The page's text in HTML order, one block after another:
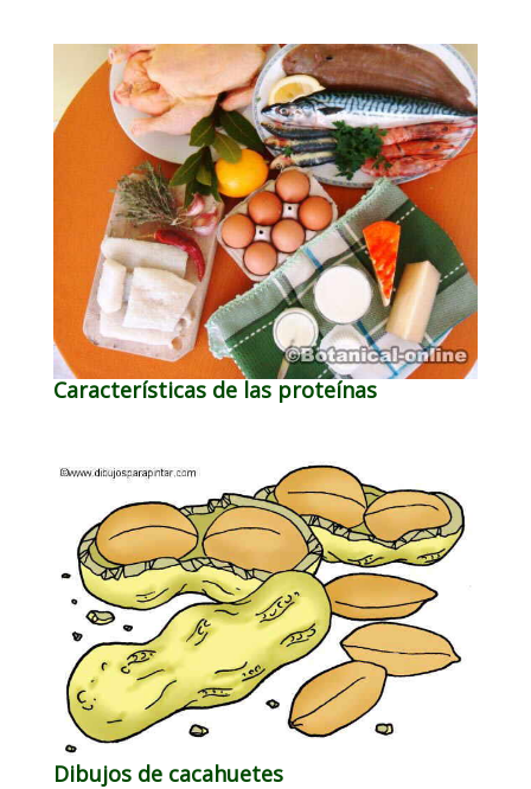
Características de las proteínas
Dibujos de cacahuetes